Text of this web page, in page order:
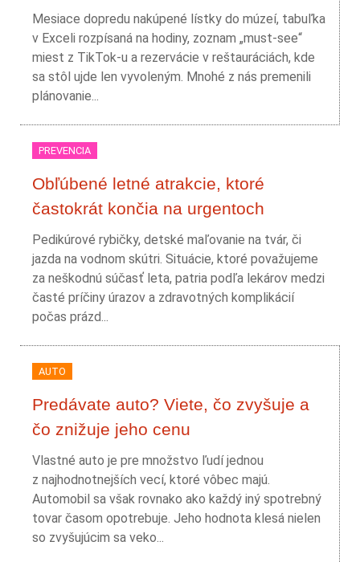
Mesiace dopredu nakúpené lístky do múzeí, tabuľka
v Exceli rozpísaná na hodiny, zoznam „must-see“
miest z TikTok-u a rezervácie v reštauráciách, kde
sa stôl ujde len vyvoleným. Mnohé z nás premenili
plánovanie...
PREVENCIA
Obľúbené letné atrakcie, ktoré
častokrát končia na urgentoch
Pedikúrové rybičky, detské maľovanie na tvár, či
jazda na vodnom skútri. Situácie, ktoré považujeme
za neškodnú súčasť leta, patria podľa lekárov medzi
časté príčiny úrazov a zdravotných komplikácií
počas prázd...
AUTO
Predávate auto? Viete, čo zvyšuje a
čo znižuje jeho cenu
Vlastné auto je pre množstvo ľudí jednou
z najhodnotnejších vecí, ktoré vôbec majú.
Automobil sa však rovnako ako každý iný spotrebný
tovar časom opotrebuje. Jeho hodnota klesá nielen
so zvyšujúcim sa veko...